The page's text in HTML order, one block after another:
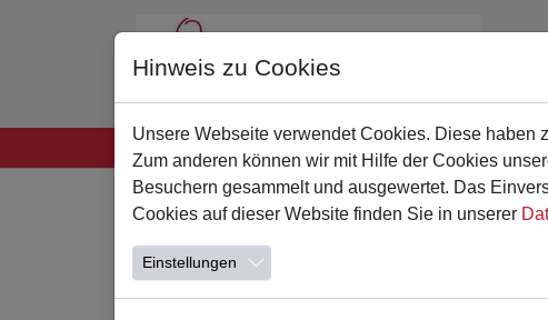
Zum Hauptinhalt springen
Hinweis zu Cookies
Unsere Webseite verwendet Cookies. Diese haben
Zum anderen können wir mit Hilfe der Cookies
Besuchern gesammelt und ausgewertet. Das
Cookies auf dieser Website finden Sie in unserer
Einstellungen